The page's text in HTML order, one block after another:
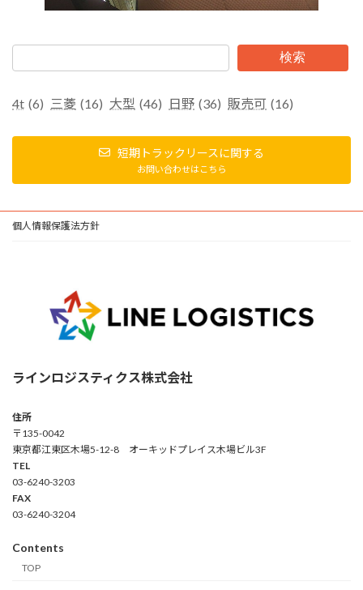
検索
4t (6) 三菱 (16) 大型 (46) 日野 (36) 販売可 (16)
短期トラックリースに関する
お問い合わせはこちら
個人情報保護法方針
ラインロジスティクス株式会社
住所
〒135-0042
東京都江東区木場5-12-8 オーキッドプレイス木場ビル3F
TEL
03-6240-3203
FAX
03-6240-3204
Contents
TOP